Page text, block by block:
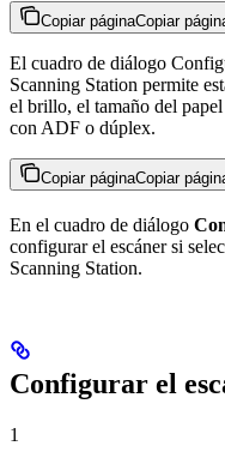
Copiar páginaCopiar
El cuadro de diálogo
Scanning Station permite
el brillo, el tamaño del
con ADF o dúplex.
Copiar páginaCopiar
En el cuadro de diálogo
configurar el escáner si
Scanning Station.
Configurar el
1